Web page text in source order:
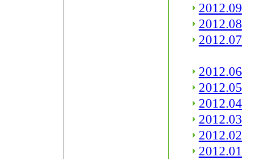
2012.09
2012.08
2012.07
2012.06
2012.05
2012.04
2012.03
2012.02
2012.01